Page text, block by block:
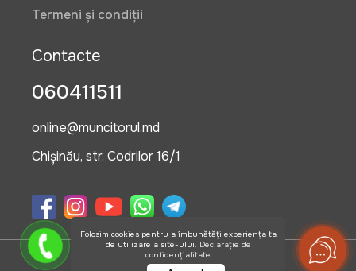
Termeni și condiții
Contacte
060411511
online@muncitorul.md
Chișinău, str. Codrilor 16/1
©2026 OlisGrup SRL
Folosim cookies pentru a îmbunătăți experiența ta
de utilizare a site-ului. Declarație de
confidențialitate